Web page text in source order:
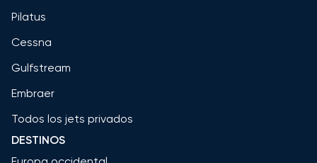
Pilatus
Cessna
Gulfstream
Embraer
Todos los jets privados
DESTINOS